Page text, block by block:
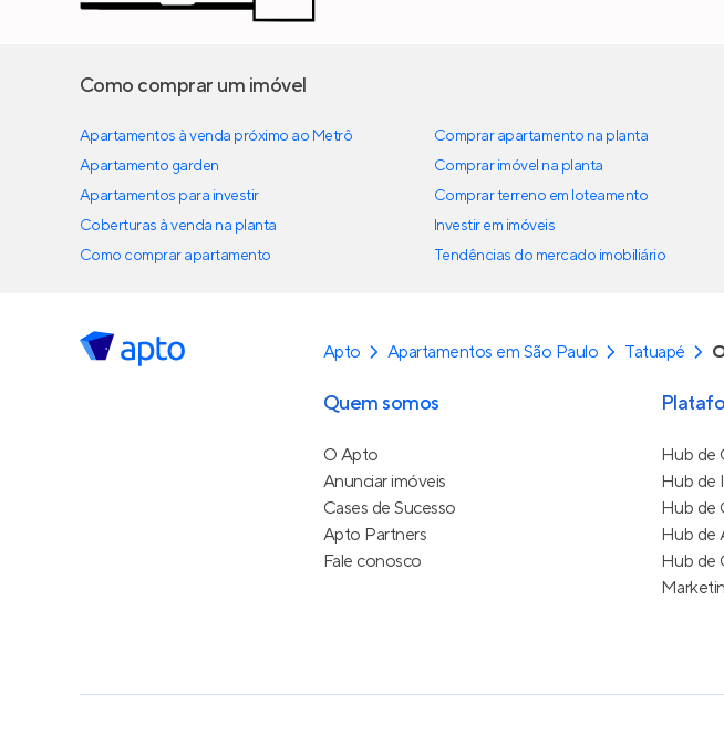
Como comprar um imóvel
Apartamentos à venda próximo ao Metrô
Apartamento garden
Apartamentos para investir
Coberturas à venda na planta
Como comprar apartamento
Comprar apartamento na planta
Comprar imóvel na planta
Comprar terreno em loteamento
Investir em imóveis
Tendências do mercado imobiliário
Apto Apartamentos em São Paulo Tatuapé
Quem somos
O Apto
Anunciar imóveis
Cases de Sucesso
Apto Partners
Fale conosco
Hub de
Hub de
Hub de
Hub de
Hub de